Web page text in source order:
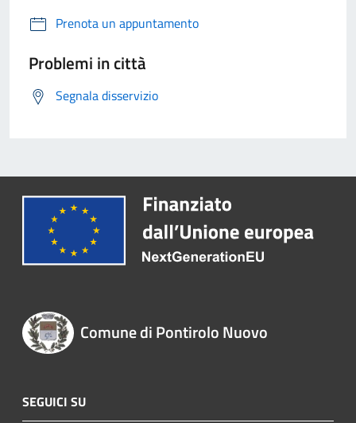
Prenota un appuntamento
Problemi in città
Segnala disservizio
Comune di Pontirolo Nuovo
SEGUICI SU